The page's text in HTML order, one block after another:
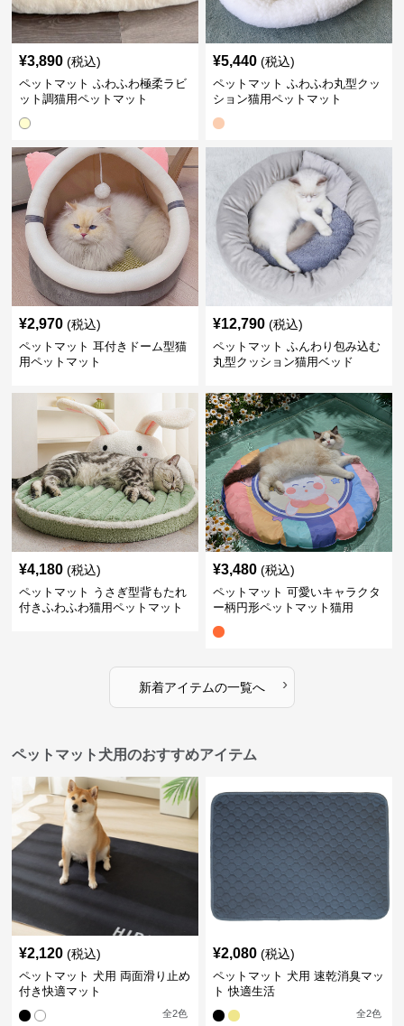
¥3,890 (税込)
ペットマット ふわふわ極柔ラビ
ット調猫用ペットマット
¥5,440 (税込)
ペットマット ふわふわ丸型クッ
ション猫用ペットマット
¥2,970 (税込)
ペットマット 耳付きドーム型猫
用ペットマット
¥12,790 (税込)
ペットマット ふんわり包み込む
丸型クッション猫用ベッド
¥4,180 (税込)
ペットマット うさぎ型背もたれ
付きふわふわ猫用ペットマット
¥3,480 (税込)
ペットマット 可愛いキャラクタ
ー柄円形ペットマット猫用
新着アイテムの一覧へ ›
ペットマット犬用のおすすめアイテム
¥2,120 (税込)
ペットマット 犬用 両面滑り止め
付き快適マット
全2色
¥2,080 (税込)
ペットマット 犬用 速乾消臭マッ
ト 快適生活
全2色